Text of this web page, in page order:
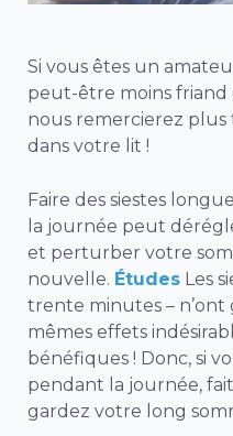
Si vous êtes un
peut-être moins friand
nous remercierez
dans votre lit !
Faire des siestes
la journée peut
et perturber votre
nouvelle. Études Les
trente minutes – n’ont
mêmes effets
bénéfiques ! Donc, si
pendant la journée,
gardez votre long